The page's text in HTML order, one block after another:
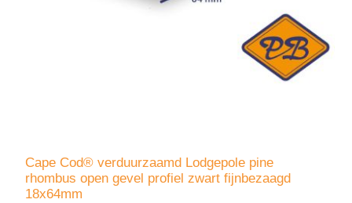
Cape Cod® verduurzaamd Lodgepole pine
rhombus open gevel profiel zwart fijnbezaagd
18x64mm